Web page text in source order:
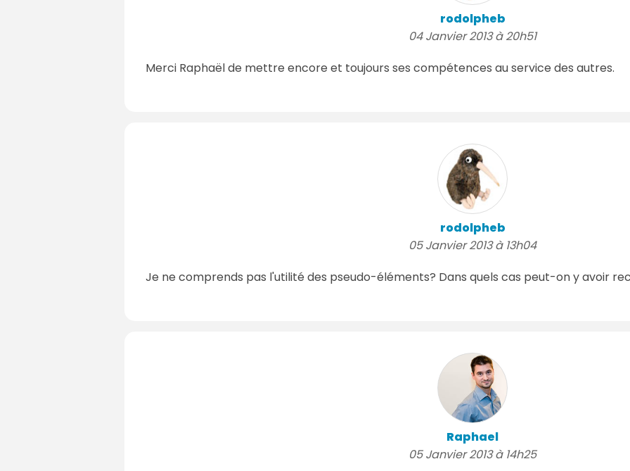
rodolpheb
04 Janvier 2013 à 20h51
Merci Raphaël de mettre encore et toujours ses compétences au service des autres.
rodolpheb
05 Janvier 2013 à 13h04
Je ne comprends pas l'utilité des pseudo-éléments? Dans quels cas peut-on y avoir
Raphael
05 Janvier 2013 à 14h25